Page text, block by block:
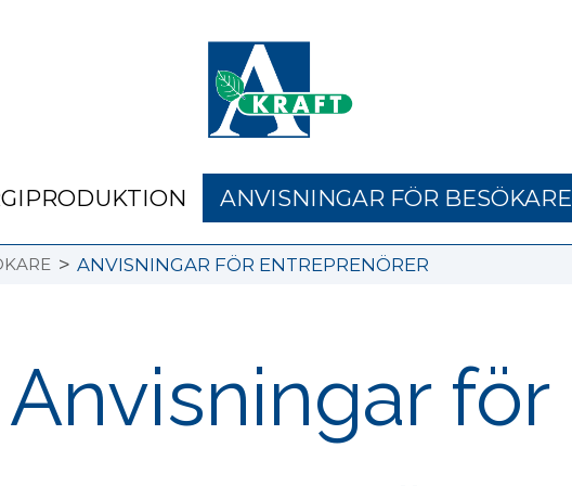
ANVISNINGAR FÖR BESÖKARE
> ANVISNINGAR FÖR ENTREPRENÖRER
Anvisningar för